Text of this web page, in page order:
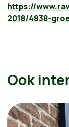
https://
2018/4838-
Ook